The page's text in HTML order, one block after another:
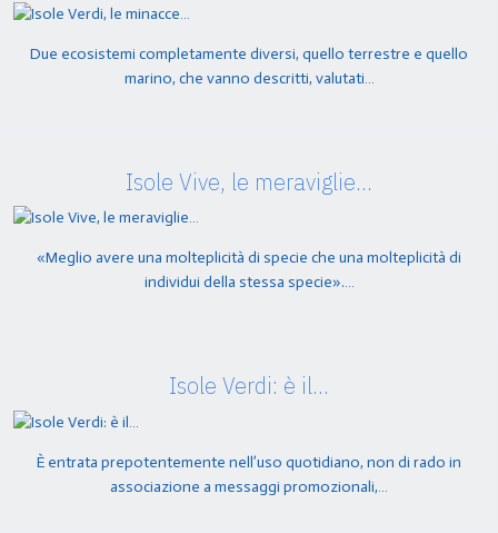
Due ecosistemi completamente diversi, quello terrestre e quello
marino, che vanno descritti, valutati…
Isole Vive, le meraviglie…
«Meglio avere una molteplicità di specie che una molteplicità di
individui della stessa specie».…
Isole Verdi: è il…
È entrata prepotentemente nell’uso quotidiano, non di rado in
associazione a messaggi promozionali,…